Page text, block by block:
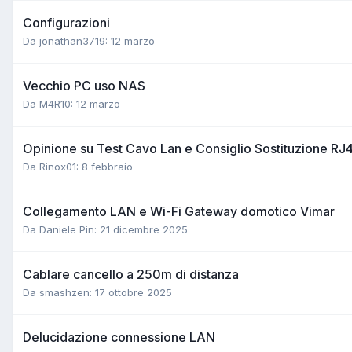
Configurazioni
Da jonathan3719: 12 marzo
Vecchio PC uso NAS
Da M4R10: 12 marzo
Opinione su Test Cavo Lan e Consiglio Sostituzione
Da Rinox01: 8 febbraio
Collegamento LAN e Wi-Fi Gateway domotico Vimar
Da Daniele Pin: 21 dicembre 2025
Cablare cancello a 250m di distanza
Da smashzen: 17 ottobre 2025
Delucidazione connessione LAN